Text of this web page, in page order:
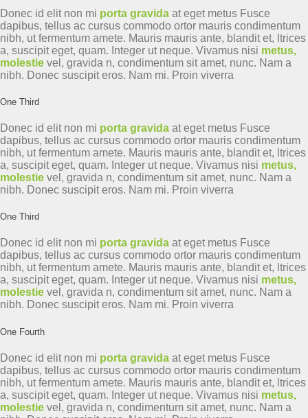
Donec id elit non mi porta gravida at eget metus Fusce
dapibus, tellus ac cursus commodo ortor mauris condimentum
nibh, ut fermentum amete. Mauris mauris ante, blandit et, ltrices
a, suscipit eget, quam. Integer ut neque. Vivamus nisi metus,
molestie vel, gravida n, condimentum sit amet, nunc. Nam a
nibh. Donec suscipit eros. Nam mi. Proin viverra
One Third
Donec id elit non mi porta gravida at eget metus Fusce
dapibus, tellus ac cursus commodo ortor mauris condimentum
nibh, ut fermentum amete. Mauris mauris ante, blandit et, ltrices
a, suscipit eget, quam. Integer ut neque. Vivamus nisi metus,
molestie vel, gravida n, condimentum sit amet, nunc. Nam a
nibh. Donec suscipit eros. Nam mi. Proin viverra
One Third
Donec id elit non mi porta gravida at eget metus Fusce
dapibus, tellus ac cursus commodo ortor mauris condimentum
nibh, ut fermentum amete. Mauris mauris ante, blandit et, ltrices
a, suscipit eget, quam. Integer ut neque. Vivamus nisi metus,
molestie vel, gravida n, condimentum sit amet, nunc. Nam a
nibh. Donec suscipit eros. Nam mi. Proin viverra
One Fourth
Donec id elit non mi porta gravida at eget metus Fusce
dapibus, tellus ac cursus commodo ortor mauris condimentum
nibh, ut fermentum amete. Mauris mauris ante, blandit et, ltrices
a, suscipit eget, quam. Integer ut neque. Vivamus nisi metus,
molestie vel, gravida n, condimentum sit amet, nunc. Nam a